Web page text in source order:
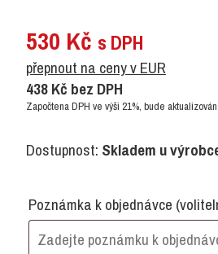
530 Kč s DPH
přepnout na ceny v EUR
438Kč bez DPH
Započtena DPH ve výši 21%, bude
Dostupnost: Skladem u
Poznámka k objednávce